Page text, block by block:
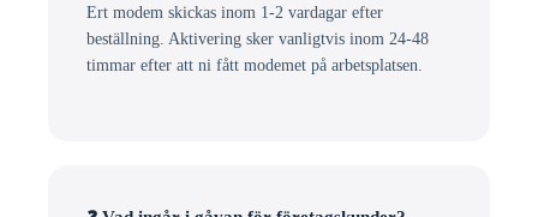
Ert modem skickas inom 1-2 vardagar efter
beställning. Aktivering sker vanligtvis inom 24-48
timmar efter att ni fått modemet på arbetsplatsen.